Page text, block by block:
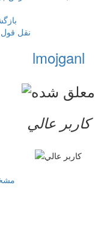
نقل قول
lmojganl
کاربر عالي